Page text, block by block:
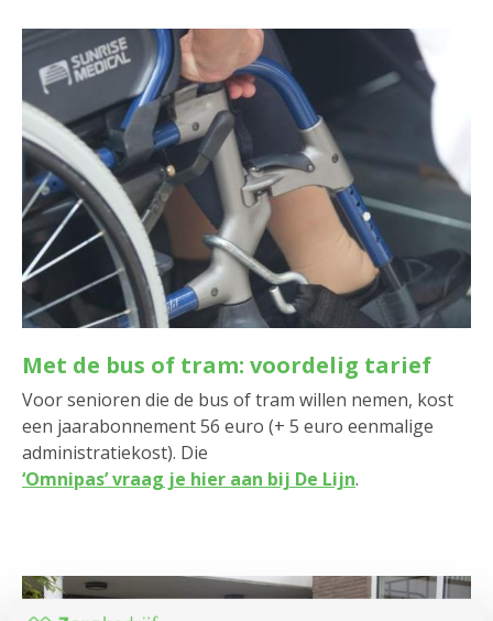
Met de bus of tram: voordelig tarief
Voor senioren die de bus of tram willen nemen, kost
een jaarabonnement 56 euro (+ 5 euro eenmalige
administratiekost). Die
‘Omnipas’ vraag je hier aan bij De Lijn.